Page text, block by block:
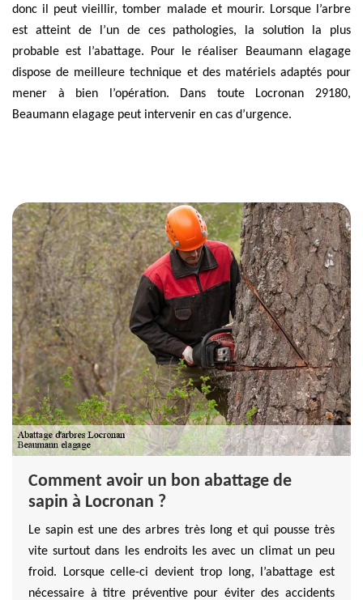
donc il peut vieillir, tomber malade et mourir. Lorsque l’arbre
est atteint de l’un de ces pathologies, la solution la plus
probable est l’abattage. Pour le réaliser Beaumann elagage
dispose de meilleure technique et des matériels adaptés pour
mener à bien l’opération. Dans toute Locronan 29180,
Beaumann elagage peut intervenir en cas d’urgence.
Comment avoir un bon abattage de
sapin à Locronan ?
Le sapin est une des arbres très long et qui pousse très
vite surtout dans les endroits les avec un climat un peu
froid. Lorsque celle-ci devient trop long, l’abattage est
nécessaire à titre préventive pour éviter des accidents